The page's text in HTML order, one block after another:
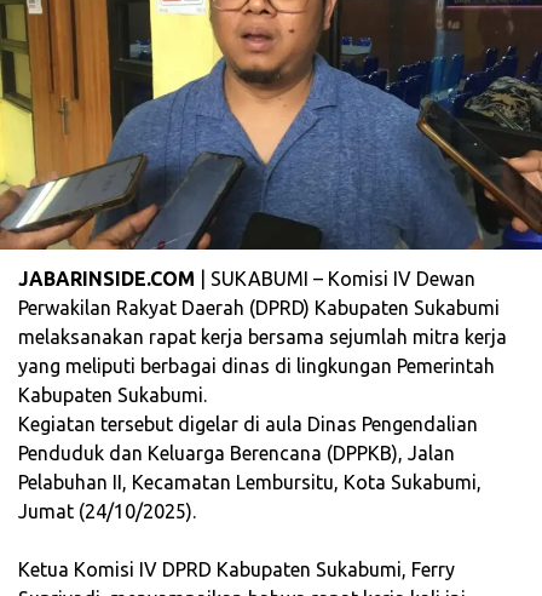
JABARINSIDE.COM | SUKABUMI – Komisi IV Dewan
Perwakilan Rakyat Daerah (DPRD) Kabupaten Sukabumi
melaksanakan rapat kerja bersama sejumlah mitra kerja
yang meliputi berbagai dinas di lingkungan Pemerintah
Kabupaten Sukabumi.
‎Kegiatan tersebut digelar di aula Dinas Pengendalian
Penduduk dan Keluarga Berencana (DPPKB), Jalan
Pelabuhan II, Kecamatan Lembursitu, Kota Sukabumi,
Jumat (24/10/2025).
‎Ketua Komisi IV DPRD Kabupaten Sukabumi, Ferry